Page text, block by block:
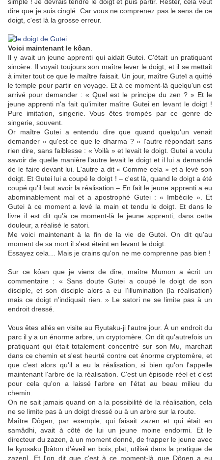
dire que je suis cinglé. Car vous ne comprenez pas le sens de ce
doigt, c'est là la grosse erreur.
Voici maintenant le kôan
Il y avait un jeune apprenti qui aidait Gutei. C'était un pratiquant
sincère. Il voyait toujours son maître lever le doigt, et il se mettait
à imiter tout ce que le maître faisait. Un jour, maître Guteï a quitté
le temple pour partir en voyage. Et à ce moment-là quelqu'un est
arrivé pour demander : « Quel est le principe du zen ? » Et le
jeune apprenti n'a fait qu'imiter maître Gutei en levant le doigt !
Pure imitation, singerie. Vous êtes trompés par ce genre de
singerie, souvent.
Or maître Gutei a entendu dire que quand quelqu'un venait
demander « qu'est-ce que le dharma ? » l'autre répondait sans
rien dire, sans faiblesse : « Voilà » et levait le doigt. Gutei a voulu
savoir de quelle manière l'autre levait le doigt et il lui a demandé
de le faire devant lui. L'autre a dit « Comme cela » et a levé son
doigt. Et Gutei lui a coupé le doigt ! – c'est là, quand le doigt a été
coupé qu'il faut avoir la réalisation – En fait le jeune apprenti a eu
abominablement mal et a apostrophé Gutei : « Imbécile ». Et
Gutei à ce moment a levé la main et tendu le doigt. Et dans le
livre il est dit qu'à ce moment-là le jeune apprenti, dans cette
douleur, a réalisé le satori.
Me voici maintenant à la fin de la vie de Gutei. On dit qu'au
moment de sa mort il s'est éteint en levant le doigt.
Essayez cela… Mais je crains qu'on ne me comprenne pas bien !
Sur ce kôan que je viens de dire, maître Mumon a écrit un
commentaire : « Sans doute Gutei a coupé le doigt de son
disciple, et son disciple alors a eu l'illumination (la réalisation)
mais ce doigt n'indiquait rien. » Le satori ne se limite pas à un
endroit dressé.
Vous êtes allés en visite au Ryutaku-ji l'autre jour. À un endroit du
parc il y a un énorme arbre, un cryptomère. On dit qu'autrefois un
pratiquant qui était totalement concentré sur son Mu, marchait
dans ce chemin et s'est heurté contre cet énorme cryptomère, et
que c'est alors qu'il a eu la réalisation, si bien qu'on l'appelle
maintenant l'arbre de la réalisation. C'est un épisode réel et c'est
pour cela qu'on a laissé l'arbre en l'état au beau milieu du
chemin.
On ne sait jamais quand on a la possibilité de la réalisation, cela
ne se limite pas à un doigt dressé ou à un arbre sur la route.
Maître Dôgen, par exemple, qui faisait zazen et qui était en
samâdhi, avait à côté de lui un jeune moine endormi. Et le
directeur du zazen, à un moment donné, de frapper le jeune avec
le kyosaku [bâton d'éveil en bois, plat, utilisé dans la pratique de
zazen]. Et l'on dit que c'est à ce moment-là que Dôgen a eu